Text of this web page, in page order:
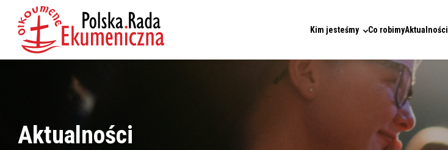
Kim jesteśmy Co robimyAktualności
Aktualności